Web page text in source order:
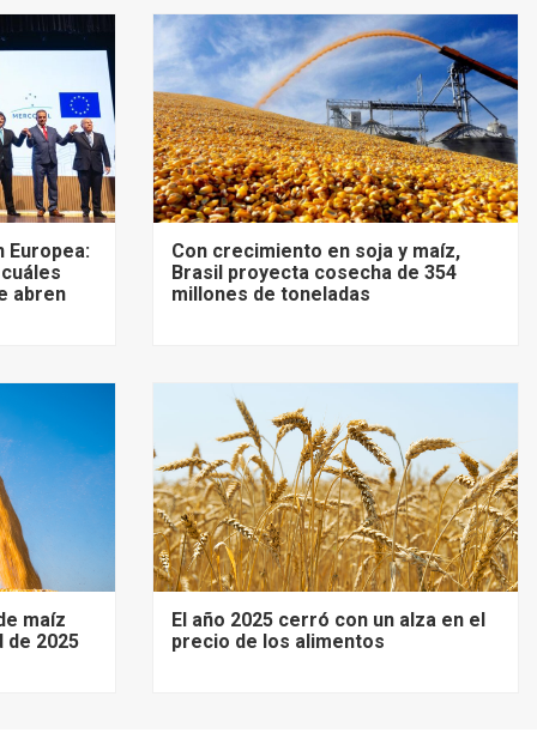
Europea:
abren
Con crecimiento en soja y maíz,
Brasil proyecta cosecha de 354
millones de toneladas
maíz
de 2025
El año 2025 cerró con un alza en el
precio de los alimentos